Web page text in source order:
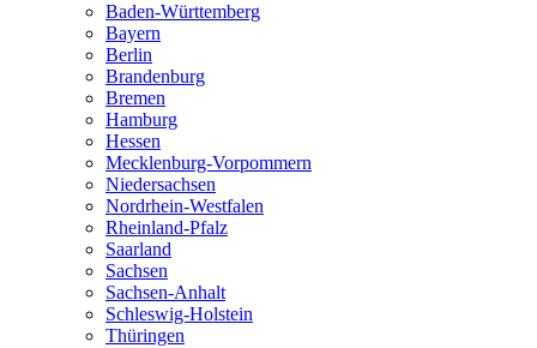
Baden-Württemberg
Bayern
Berlin
Brandenburg
Bremen
Hamburg
Hessen
Mecklenburg-Vorpommern
Niedersachsen
Nordrhein-Westfalen
Rheinland-Pfalz
Saarland
Sachsen
Sachsen-Anhalt
Schleswig-Holstein
Thüringen